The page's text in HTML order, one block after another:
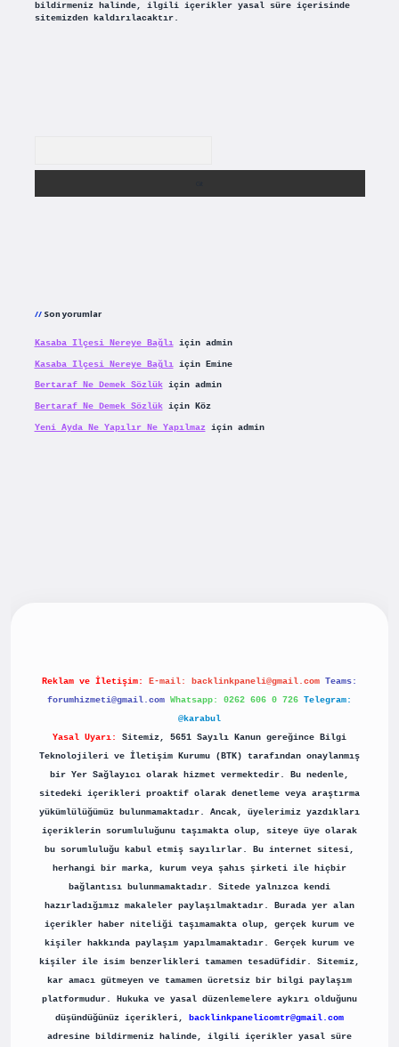
bildirmeniz halinde, ilgili içerikler yasal süre içerisinde
sitemizden kaldırılacaktır.
Son yorumlar
Kasaba Ilçesi Nereye Bağlıiçin admin
Kasaba Ilçesi Nereye Bağlıiçin Emine
Bertaraf Ne Demek Sözlükiçin admin
Bertaraf Ne Demek Sözlükiçin Köz
Yeni Ayda Ne Yapılır Ne Yapılmaziçin admin
Reklam ve İletişim: E-mail: backlinkpaneli@gmail.com Teams:
forumhizmeti@gmail.com Whatsapp: 0262 606 0 726 Telegram:
@karabul
Yasal Uyarı:
Sitemiz, 5651 Sayılı Kanun gereğince Bilgi
Teknolojileri ve İletişim Kurumu (BTK) tarafından onaylanmış
bir Yer Sağlayıcı olarak hizmet vermektedir. Bu nedenle,
sitedeki içerikleri proaktif olarak denetleme veya araştırma
yükümlülüğümüz bulunmamaktadır. Ancak, üyelerimiz yazdıkları
içeriklerin sorumluluğunu taşımakta olup, siteye üye olarak
bu sorumluluğu kabul etmiş sayılırlar. Bu internet sitesi,
herhangi bir marka, kurum veya şahıs şirketi ile hiçbir
bağlantısı bulunmamaktadır. Sitede yalnızca kendi
hazırladığımız makaleler paylaşılmaktadır. Burada yer alan
içerikler haber niteliği taşımamakta olup, gerçek kurum ve
kişiler hakkında paylaşım yapılmamaktadır. Gerçek kurum ve
kişiler ile isim benzerlikleri tamamen tesadüfidir. Sitemiz,
kar amacı gütmeyen ve tamamen ücretsiz bir bilgi paylaşım
platformudur. Hukuka ve yasal düzenlemelere aykırı olduğunu
düşündüğünüz içerikleri,
backlinkpanelicomtr@gmail.com
adresine bildirmeniz halinde, ilgili içerikler yasal süre